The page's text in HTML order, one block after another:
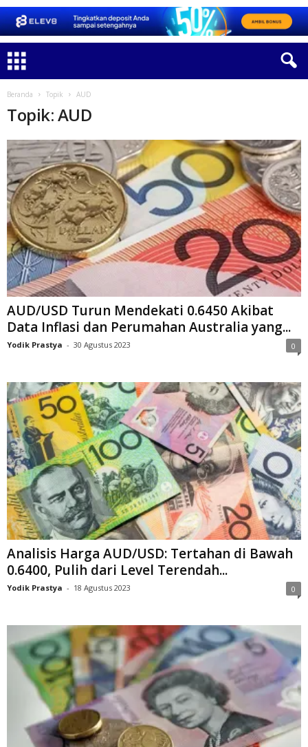
Beranda Topik AUD
Topik: AUD
AUD/USD Turun Mendekati 0.6450 Akibat
Data Inflasi dan Perumahan Australia yang...
Yodik Prastya - 30 Agustus 2023 0
Analisis Harga AUD/USD: Tertahan di Bawah
0.6400, Pulih dari Level Terendah...
Yodik Prastya - 18 Agustus 2023 0